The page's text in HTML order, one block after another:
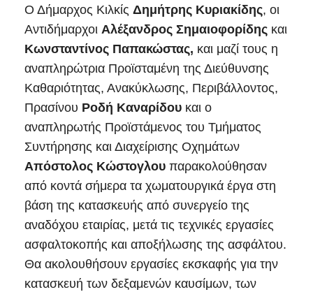
Ο Δήμαρχος Κιλκίς Δημήτρης Κυριακίδης, οι
Αντιδήμαρχοι Αλέξανδρος Σημαιοφορίδης και
Κωνσταντίνος Παπακώστας, και μαζί τους η
αναπληρώτρια Προϊσταμένη της Διεύθυνσης
Καθαριότητας, Ανακύκλωσης, Περιβάλλοντος,
Πρασίνου Ροδή Καναρίδου και ο
αναπληρωτής Προϊστάμενος του Τμήματος
Συντήρησης και Διαχείρισης Οχημάτων
Απόστολος Κώστογλου παρακολούθησαν
από κοντά σήμερα τα χωματουργικά έργα στη
βάση της κατασκευής από συνεργείο της
αναδόχου εταιρίας, μετά τις τεχνικές εργασίες
ασφαλτοκοπής και αποξήλωσης της ασφάλτου.
Θα ακολουθήσουν εργασίες εκσκαφής για την
κατασκευή των δεξαμενών καυσίμων, των